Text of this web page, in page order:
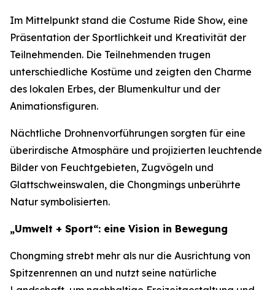
Im Mittelpunkt stand die Costume Ride Show, eine
Präsentation der Sportlichkeit und Kreativität der
Teilnehmenden. Die Teilnehmenden trugen
unterschiedliche Kostüme und zeigten den Charme
des lokalen Erbes, der Blumenkultur und der
Animationsfiguren.
Nächtliche Drohnenvorführungen sorgten für eine
überirdische Atmosphäre und projizierten leuchtende
Bilder von Feuchtgebieten, Zugvögeln und
Glattschweinswalen, die Chongmings unberührte
Natur symbolisierten.
„Umwelt + Sport“: eine Vision in Bewegung
Chongming strebt mehr als nur die Ausrichtung von
Spitzenrennen an und nutzt seine natürliche